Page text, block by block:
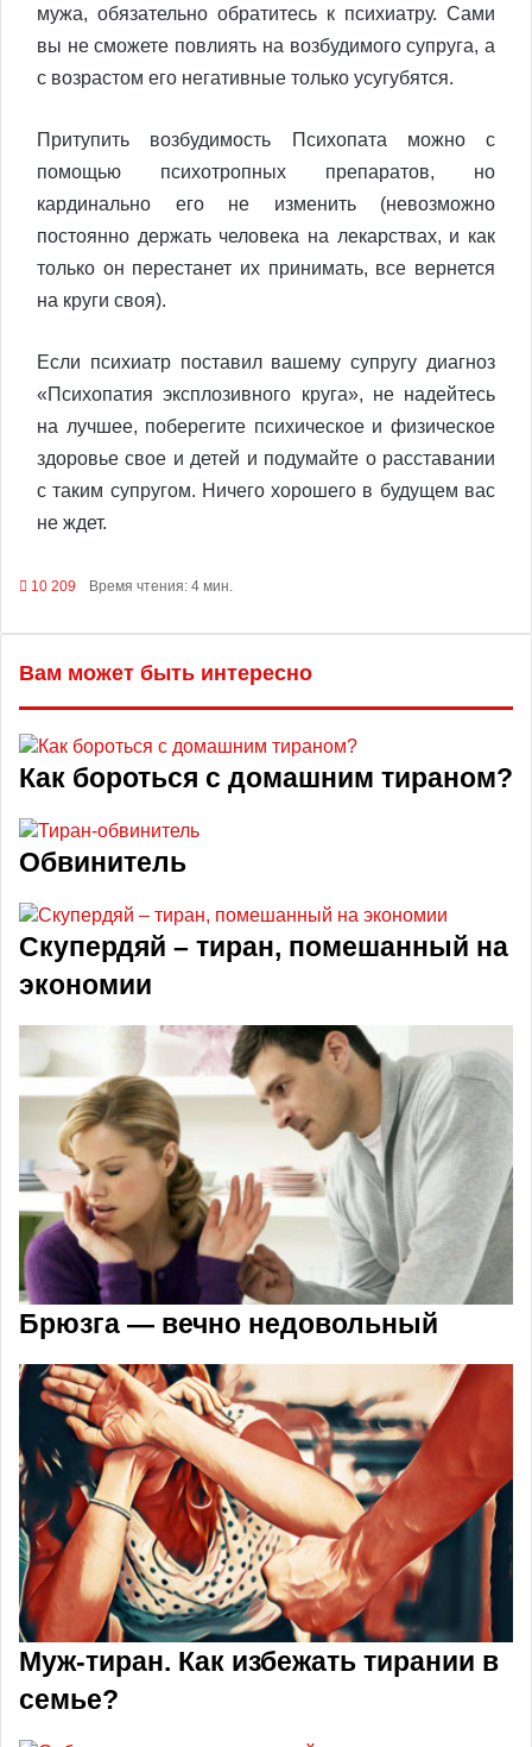
мужа, обязательно обратитесь к психиатру. Сами
вы не сможете повлиять на возбудимого супруга, а
с возрастом его негативные только усугубятся.
Притупить возбудимость Психопата можно с
помощью психотропных препаратов, но
кардинально его не изменить (невозможно
постоянно держать человека на лекарствах, и как
только он перестанет их принимать, все вернется
на круги своя).
Если психиатр поставил вашему супругу диагноз
«Психопатия эксплозивного круга», не надейтесь
на лучшее, поберегите психическое и физическое
здоровье свое и детей и подумайте о расставании
с таким супругом. Ничего хорошего в будущем вас
не ждет.
10 209 Время чтения: 4 мин.
Вам может быть интересно
Как бороться с домашним тираном?
Обвинитель
Скупердяй – тиран, помешанный на
экономии
Брюзга — вечно недовольный
Муж-тиран. Как избежать тирании в
семье?